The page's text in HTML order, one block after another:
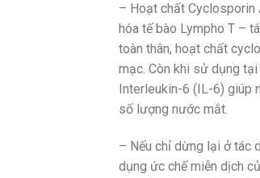
– Hoạt chất Cyclosporin
hóa tế bào Lympho T –
toàn thân, hoạt chất
mạc. Còn khi sử dụng
Interleukin-6 (IL-6) giúp
số lượng nước mắt.
– Nếu chỉ dừng lại ở tác
dụng ức chế miễn dịch